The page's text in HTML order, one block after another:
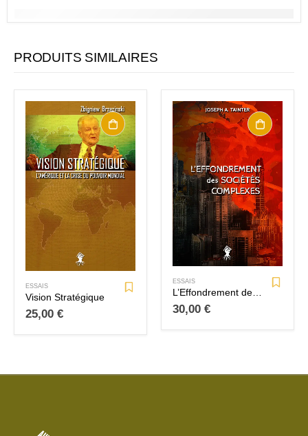
PRODUITS SIMILAIRES
ESSAIS
Vision Stratégique
25,00 €
ESSAIS
L’Effondrement des sociétés complexes
30,00 €